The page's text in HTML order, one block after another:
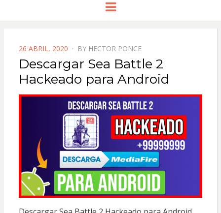
Menu
POSTED
ON
26 ABRIL, 2020 BY HECTOR PONCE
Descargar Sea Battle 2
Hackeado para Android